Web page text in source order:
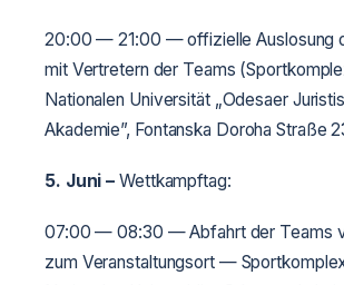
20:00 — 21:00 — offizielle Auslosung
mit Vertretern der Teams
Nationalen Universität „Odesaer
Akademie”, Fontanska Doroha Straße
5. Juni –Wettkampftag:
07:00 — 08:30 — Abfahrt der Teams
zum Veranstaltungsort —